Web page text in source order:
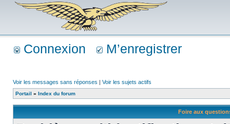
Connexion M’enregistrer
Voir les messages sans réponses | Voir les sujets actifs
Portail » Index du forum
Foire aux